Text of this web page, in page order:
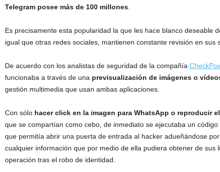
Telegram posee más de 100 millones
Es precisamente esta popularidad la que les hace blanco deseable
igual que otras redes sociales, mantienen constante revisión en sus
De acuerdo con los analistas de seguridad de la compañía
funcionaba a través de una previsualización de imágenes o
gestión multimedia que usan ambas aplicaciones.
Con sólo hacer click en la imagen para WhatsApp o reproducir
que se compartían como cebo, de inmediato se ejecutaba un
que permitía abrir una puerta de entrada al hacker adueñándose
cualquier información que por medio de ella pudiera obtener de sus
operación tras el robo de identidad.